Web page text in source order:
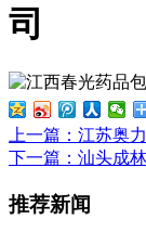
司
上一篇 ：江苏奥
下一篇 ：汕头成
推荐新闻